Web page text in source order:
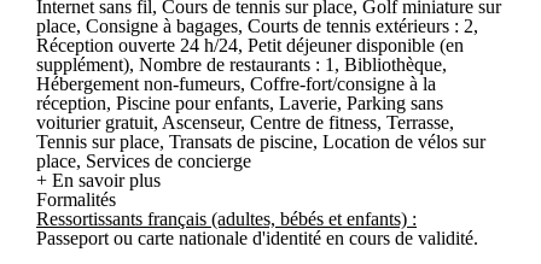
Internet sans fil, Cours de tennis sur place, Golf miniature sur
place, Consigne à bagages, Courts de tennis extérieurs : 2,
Réception ouverte 24 h/24, Petit déjeuner disponible (en
supplément), Nombre de restaurants : 1, Bibliothèque,
Hébergement non-fumeurs, Coffre-fort/consigne à la
réception, Piscine pour enfants, Laverie, Parking sans
voiturier gratuit, Ascenseur, Centre de fitness, Terrasse,
Tennis sur place, Transats de piscine, Location de vélos sur
place, Services de concierge
+ En savoir plus
Formalités
Ressortissants français (adultes, bébés et enfants) :
Passeport ou carte nationale d'identité en cours de validité.